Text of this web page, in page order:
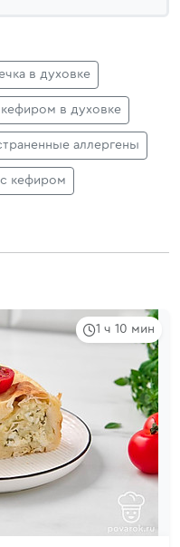
в духовке
в духовке
аллергены
кефиром
1 ч 10 мин